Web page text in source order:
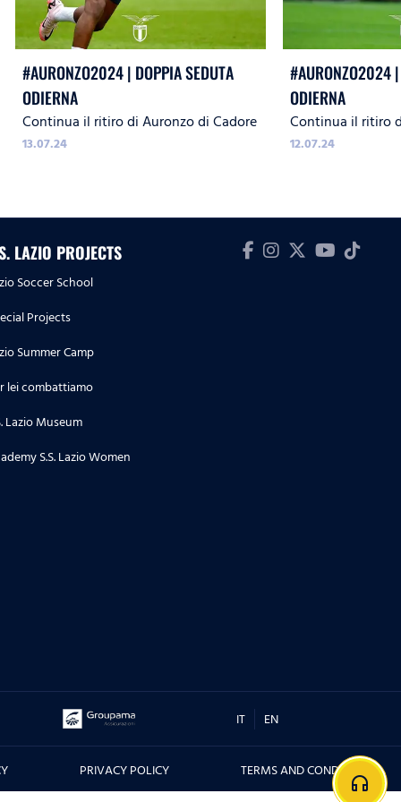
#AURONZO2024 | DOPPIA SEDUTA
ODIERNA
Continua il ritiro di Auronzo di Cadore
13.07.24
#AURONZO2024
ODIERNA
Continua il ritiro
12.07.24
LAZIO PROJECTS
Soccer School
Projects
Summer Camp
lei combattiamo
Lazio Museum
S.S. Lazio Women
IT EN
PRIVACY POLICY TERMS AND CONDITIONS
headphones